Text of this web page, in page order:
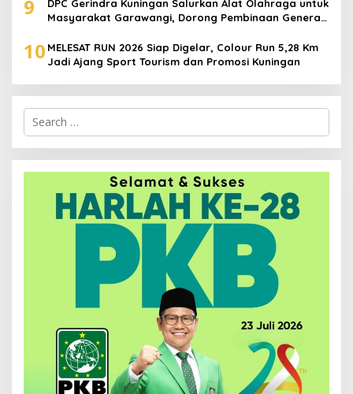
9
DPC Gerindra Kuningan Salurkan Alat Olahraga untuk
Masyarakat Garawangi, Dorong Pembinaan Generasi
10 MELESAT RUN 2026 Siap Digelar, Colour Run 5,28 Km
Jadi Ajang Sport Tourism dan Promosi Kuningan
Search
for: